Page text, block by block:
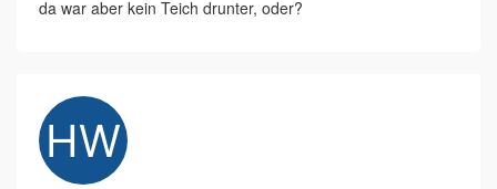
da war aber kein Teich drunter, oder?